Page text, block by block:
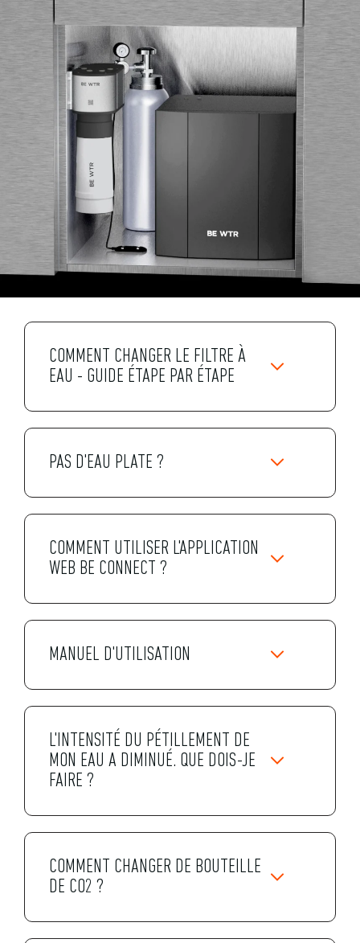
COMMENT CHANGER LE FILTRE À
EAU - GUIDE ÉTAPE PAR ÉTAPE
PAS D'EAU PLATE ?
COMMENT UTILISER L'APPLICATION
WEB BE CONNECT ?
MANUEL D'UTILISATION
L'INTENSITÉ DU PÉTILLEMENT DE
MON EAU A DIMINUÉ. QUE DOIS-JE
FAIRE ?
COMMENT CHANGER DE BOUTEILLE
DE CO2 ?